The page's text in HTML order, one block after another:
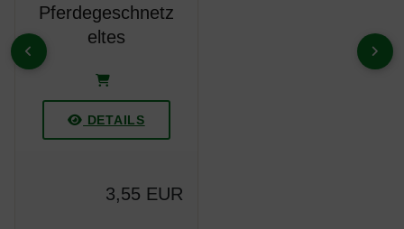
ZURÜCK
Pferdegeschnetz
eltes
DETAILS
3,55 EUR
VOR